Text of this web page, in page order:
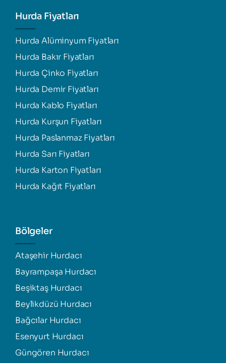
Hurda Fiyatları
Hurda Alüminyum Fiyatları
Hurda Bakır Fiyatları
Hurda Çinko Fiyatları
Hurda Demir Fiyatları
Hurda Kablo Fiyatları
Hurda Kurşun Fiyatları
Hurda Paslanmaz Fiyatları
Hurda Sarı Fiyatları
Hurda Karton Fiyatları
Hurda Kağıt Fiyatları
Bölgeler
Ataşehir Hurdacı
Bayrampaşa Hurdacı
Beşiktaş Hurdacı
Beylikdüzü Hurdacı
Bağcılar Hurdacı
Esenyurt Hurdacı
Güngören Hurdacı